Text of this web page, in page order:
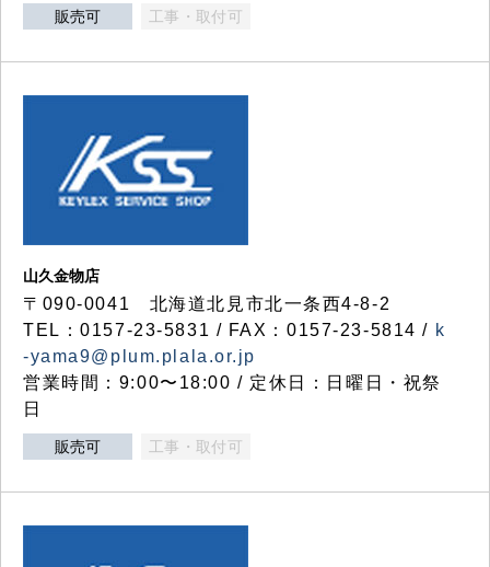
販売可 工事・取付可
山久金物店
〒090-0041 北海道北見市北一条西4-8-2
TEL：0157-23-5831 / FAX：0157-23-5814 / k
-yama9@plum.plala.or.jp
営業時間：9:00〜18:00 / 定休日：日曜日・祝祭
日
販売可 工事・取付可